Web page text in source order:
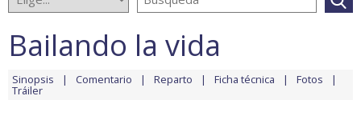
Bailando la vida
Sinopsis Comentario Reparto Ficha técnica Fotos
Tráiler